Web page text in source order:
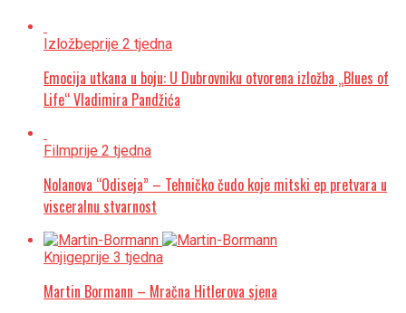
Izložbeprije 2 tjedna
Emocija utkana u boju: U Dubrovniku otvorena izložba „Blues of
Life“ Vladimira Pandžića
Filmprije 2 tjedna
Nolanova “Odiseja” – Tehničko čudo koje mitski ep pretvara u
visceralnu stvarnost
Knjigeprije 3 tjedna
Martin Bormann – Mračna Hitlerova sjena